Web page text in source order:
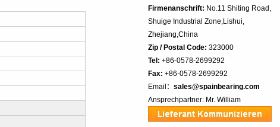
Firmenanschrift: No.11 Shiting Road,
Shuige Industrial Zone,Lishui,
Zhejiang,China
Zip / Postal Code: 323000
Tel: +86-0578-2699292
Fax: +86-0578-2699292
Email： sales@spainbearing.com
Ansprechpartner: Mr. William